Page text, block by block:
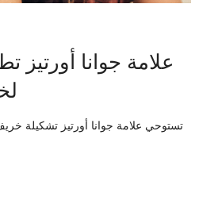
علامة جوانا أورتيز